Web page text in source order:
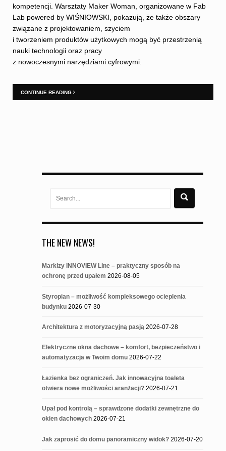
kompetencji. Warsztaty Maker Woman, organizowane w Fab
Lab powered by WIŚNIOWSKI, pokazują, że także obszary
związane z projektowaniem, szyciem
i tworzeniem produktów użytkowych mogą być przestrzenią
nauki technologii oraz pracy
z nowoczesnymi narzędziami cyfrowymi.
CONTINUE READING
THE NEW NEWS!
Markizy INNOVIEW Line – praktyczny sposób na
ochronę przed upałem 2026-08-05
Styropian – możliwość kompleksowego ocieplenia
budynku 2026-07-30
Architektura z motoryzacyjną pasją 2026-07-28
Elektryczne okna dachowe – komfort, bezpieczeństwo i
automatyzacja w Twoim domu 2026-07-22
Łazienka bez ograniczeń. Jak innowacyjna toaleta
otwiera nowe możliwości aranżacji? 2026-07-21
Upał pod kontrolą – sprawdzone dodatki zewnętrzne do
okien dachowych 2026-07-21
Jak zaprosić do domu panoramiczny widok? 2026-07-20